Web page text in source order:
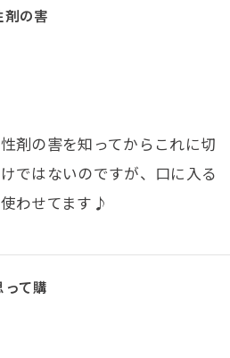
剤の害
剤の害を知ってからこれに切
ではないのですが、口に入る
わせてます♪
て購